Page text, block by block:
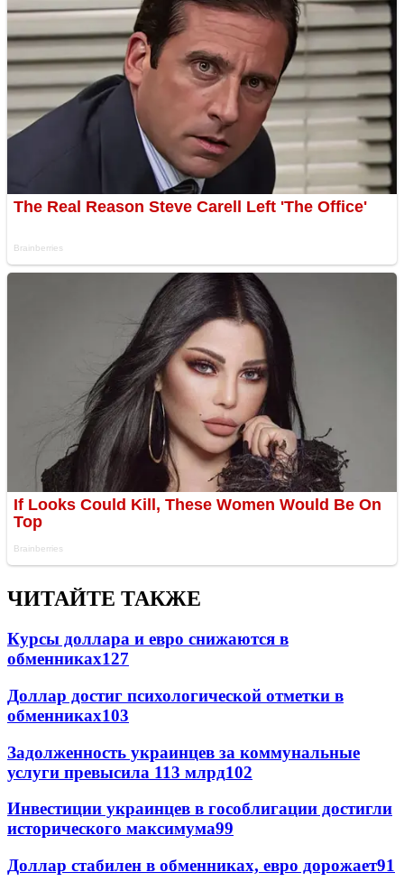
ЧИТАЙТЕ ТАКЖЕ
Курсы доллара и евро снижаются в
обменниках127
Доллар достиг психологической отметки в
обменниках103
Задолженность украинцев за коммунальные
услуги превысила 113 млрд102
Инвестиции украинцев в гособлигации достигли
исторического максимума99
Доллар стабилен в обменниках, евро дорожает91